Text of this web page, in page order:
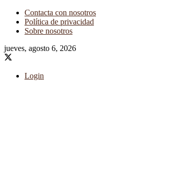
Contacta con nosotros
Política de privacidad
Sobre nosotros
jueves, agosto 6, 2026
Login